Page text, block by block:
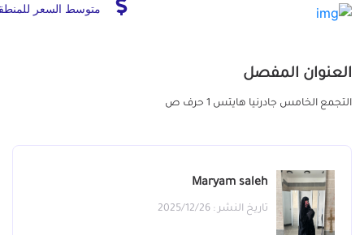
متوسط السعر
العنوان المفصل
التجمع الخامس جادرنيا هايتس 1 حرف ص
Maryam saleh
تاريخ النشر : 2025/12/26